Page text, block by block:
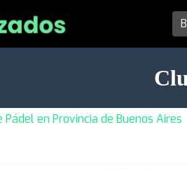
Pádel en Provincia de Buenos Aires